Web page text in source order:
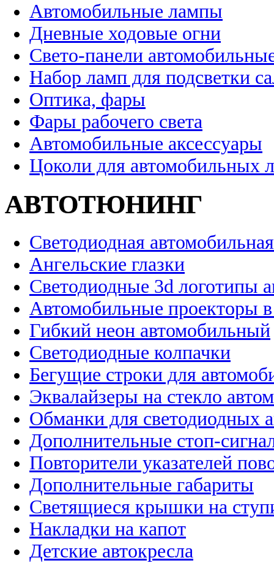
Автомобильные лампы
Дневные ходовые огни
Свето-панели
Набор ламп для подсветки
Оптика, фары
Фары рабочего света
Автомобильные аксессуары
Цоколи для автомобильных
АВТОТЮНИНГ
Светодиодная
Ангельские глазки
Светодиодные 3d логотипы
Автомобильные проекторы
Гибкий неон автомобильный
Светодиодные колпачки
Бегущие строки для
Эквалайзеры на стекло
Обманки для светодиодных
Дополнительные стоп-
Повторители указателей
Дополнительные габариты
Светящиеся крышки на
Накладки на капот
Детские автокресла